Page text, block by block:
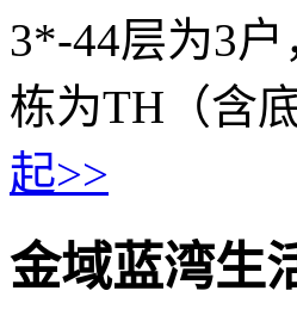
3*-44层为3
栋为TH（含
起>>
金域蓝湾生